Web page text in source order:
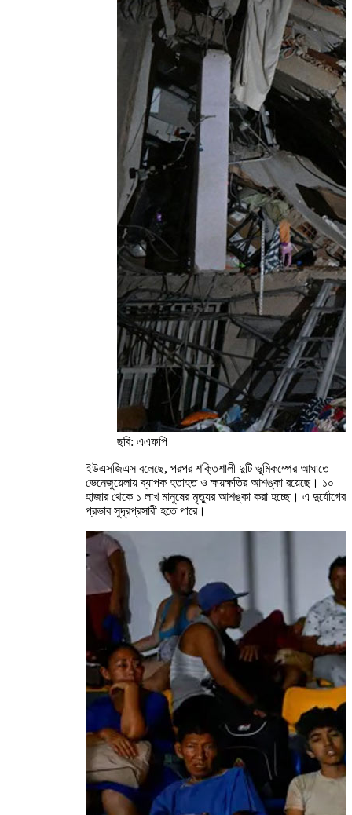
ছবি: এএফপি
ইউএসজিএস বলেছে, পরপর শক্তিশালী দুটি ভূমিকম্পের আঘাতে
ভেনেজুয়েলায় ব্যাপক হতাহত ও ক্ষয়ক্ষতির আশঙ্কা রয়েছে। ১০
হাজার থেকে ১ লাখ মানুষের মৃত্যুর আশঙ্কা করা হচ্ছে। এ দুর্যোগের
প্রভাব সুদূরপ্রসারী হতে পারে।